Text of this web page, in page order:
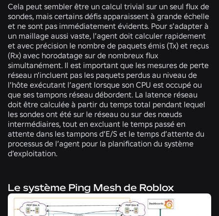
Cela peut sembler être un calcul trivial sur un seul flux de
sondes, mais certains défis apparaissent à grande échelle
et ne sont pas immédiatement évidents. Pour s’adapter à
un maillage aussi vaste, l’agent doit calculer rapidement
et avec précision le nombre de paquets émis (Tx) et reçus
(Rx) avec horodatage sur de nombreux flux
simultanément. Il est important que les mesures de perte
réseau n’incluent pas les paquets perdus au niveau de
l’hôte exécutant l’agent lorsque son CPU est occupé ou
que ses tampons réseau débordent. La latence réseau
doit être calculée à partir du temps total pendant lequel
les sondes ont été sur le réseau ou sur des nœuds
intermédiaires, tout en excluant le temps passé en
attente dans les tampons d’E/S et le temps d’attente du
processus de l’agent pour la planification du système
d’exploitation.
Le système Ping Mesh de Roblox